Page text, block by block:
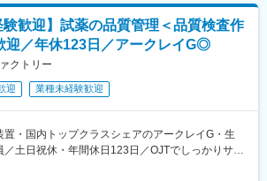
が特徴です。
受けにくい医療業界において、国内トップクラス
品を複数展開しています。安定した事業基盤の
て長くキャリアを築ける環境です。
ルに社会貢献できる事業を展開しています。
魅力】
用意しているため職種未経験＆技術的な知識が
ち上りが可能となっております。
スの調剤システムやIoT製品を扱っており、業務
技術に触れることが可能です。
前提の採用です。就業態度に問題がなければ原則
界トップクラスシェアを誇る優良企業の正社員と
可能です。（登用率98%、試験ノルマなし）
験歓迎】試薬の品質管理＜品質検査作
迎／年休123日／アークレイG◎
クトリー
迎 業種未経験歓迎
置・国内トップクラスシェアのアークレイG・生
／土日祝休・年間休日123日／OJTでしっかりサポ